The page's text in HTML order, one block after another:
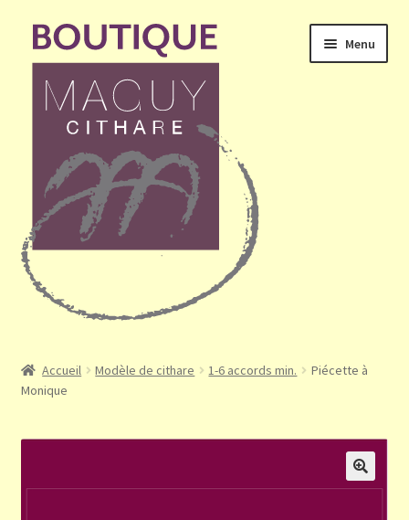
Aller
navigation
Aller
contenu
Menu
le
Mon compte
Validation de la commande
Panier
Accueil Modèle de cithare 1-6 accords min.
Piécette à
Monique
🔍